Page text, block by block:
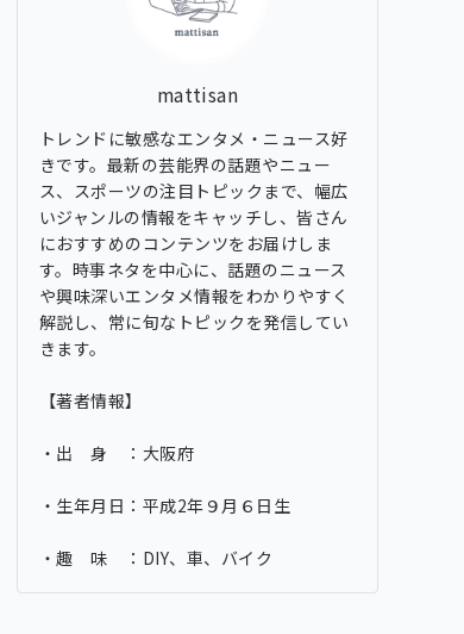
mattisan
トレンドに敏感なエンタメ・ニュース好
きです。最新の芸能界の話題やニュー
ス、スポーツの注目トピックまで、幅広
いジャンルの情報をキャッチし、皆さん
におすすめのコンテンツをお届けしま
す。時事ネタを中心に、話題のニュース
や興味深いエンタメ情報をわかりやすく
解説し、常に旬なトピックを発信してい
きます。
【著者情報】
・出 身 ：大阪府
・生年月日：平成2年９月６日生
・趣 味 ：DIY、車、バイク